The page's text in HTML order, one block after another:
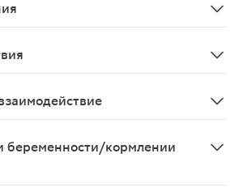
беременности/кормлении